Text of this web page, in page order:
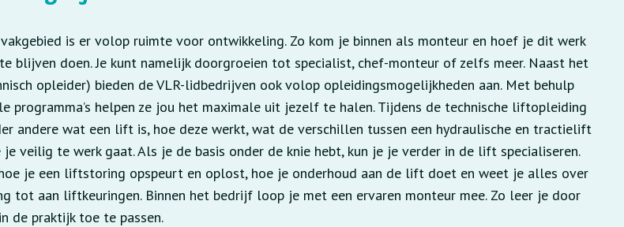
is er volop ruimte voor ontwikkeling. Zo kom je binnen als monteur en hoef je dit werk
blijven doen. Je kunt namelijk doorgroeien tot specialist, chef-monteur of zelfs meer. Naast het
opleider) bieden de VLR-lidbedrijven ook volop opleidingsmogelijkheden aan. Met behulp
programma’s helpen ze jou het maximale uit jezelf te halen. Tijdens de technische liftopleiding
andere wat een lift is, hoe deze werkt, wat de verschillen tussen een hydraulische en tractielift
je veilig te werk gaat. Als je de basis onder de knie hebt, kun je je verder in de lift specialiseren.
je een liftstoring opspeurt en oplost, hoe je onderhoud aan de lift doet en weet je alles over
tot aan liftkeuringen. Binnen het bedrijf loop je met een ervaren monteur mee. Zo leer je door
de praktijk toe te passen.